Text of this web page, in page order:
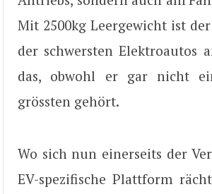
Mit 2500kg Leergewicht ist der
der schwersten Elektroautos
das, obwohl er gar nicht
grössten gehört.
Wo sich nun einerseits der
EV-spezifische Plattform